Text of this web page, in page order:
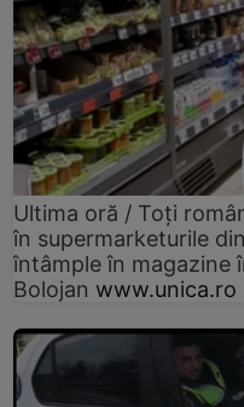
Ultima oră / Toți
în supermarketurile
întâmple în magazine
Bolojan www.unica.ro